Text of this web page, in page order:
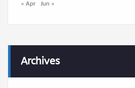
« Apr Jun »
Archives